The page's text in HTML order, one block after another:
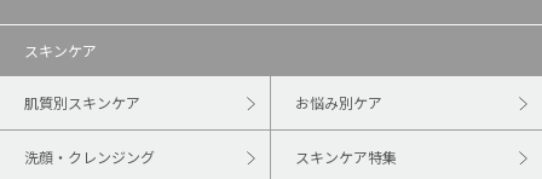
スキンケア
肌質別スキンケア お悩み別ケア
洗顔・クレンジング スキンケア特集